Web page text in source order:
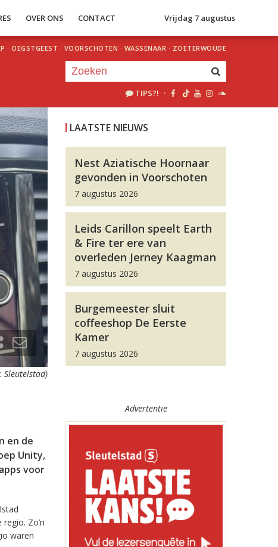
OVER ONS CONTACT Vrijdag 7 augustus
· OEGSTGEEST · VOORSCHOTEN · WASSENAAR · ZOETERWOUDE
TIPS?! ·
Sleutelstad)
en de
Unity,
voor
Zo’n
waren
LAATSTE NIEUWS
Nest Aziatische Hoornaar
gevonden in Voorschoten
7 augustus 2026
Leids Carillon speelt Earth
& Fire ter ere van
overleden Jerney Kaagman
7 augustus 2026
Burgemeester sluit
coffeeshop De Eerste
Kamer
7 augustus 2026
Advertentie